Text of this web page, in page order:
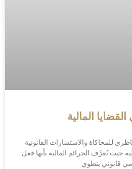
المالية
للمحاكاة والاستشارات القانونية
حيث تُعرَّف الجرائم المالية بأنها فعل
قانوني ينطوي